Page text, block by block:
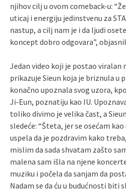
njihov cilj u ovom comeback-u:
uticaj i energiju jedinstvenu za
nastup, a cilj nam je i da ljudi
koncept dobro odgovara”,
Jedan video koji je postao viralan
prikazuje Sieun koja je briznula u
konačno upoznala svog uzora,
Ji-Eun, poznatiju kao IU.
toliko divimo je velika čast, a
sledeće: “Šteta, jer se osećam
uspela da je pozdravim kako
mislim da sada shvatam zašto
malena sam išla na njene
muziku i počela da sanjam da
Nadam se da ću u budućnosti biti